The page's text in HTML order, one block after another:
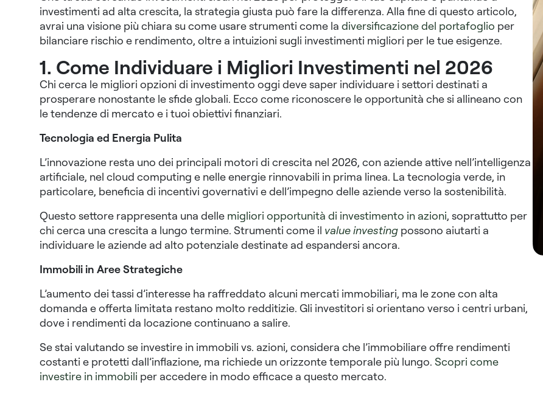
investimenti ad alta crescita, la strategia giusta può fare la differenza. Alla fine di questo articolo,
avrai una visione più chiara su come usare strumenti come la diversificazione del portafoglio per
bilanciare rischio e rendimento, oltre a intuizioni sugli investimenti migliori per le tue esigenze.
1. Come Individuare i Migliori Investimenti nel 2026
Chi cerca le migliori opzioni di investimento oggi deve saper individuare i settori destinati a
prosperare nonostante le sfide globali. Ecco come riconoscere le opportunità che si allineano con
le tendenze di mercato e i tuoi obiettivi finanziari.
Tecnologia ed Energia Pulita
L’innovazione resta uno dei principali motori di crescita nel 2026, con aziende attive nell’intelligenza
artificiale, nel cloud computing e nelle energie rinnovabili in prima linea. La tecnologia verde, in
particolare, beneficia di incentivi governativi e dell’impegno delle aziende verso la sostenibilità.
Questo settore rappresenta una delle migliori opportunità di investimento in azioni, soprattutto per
chi cerca una crescita a lungo termine. Strumenti come il value investingpossono aiutarti a
individuare le aziende ad alto potenziale destinate ad espandersi ancora.
Immobili in Aree Strategiche
L’aumento dei tassi d’interesse ha raffreddato alcuni mercati immobiliari, ma le zone con alta
domanda e offerta limitata restano molto redditizie. Gli investitori si orientano verso i centri urbani,
dove i rendimenti da locazione continuano a salire.
Se stai valutando se investire in immobili vs. azioni, considera che l’immobiliare offre rendimenti
costanti e protetti dall’inflazione, ma richiede un orizzonte temporale più lungo. Scopri come
investire in immobili per accedere in modo efficace a questo mercato.